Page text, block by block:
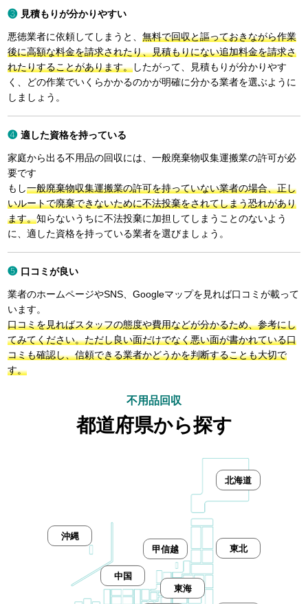
見積もりが分かりやすい
悪徳業者に依頼してしまうと、無料で回収と謳っておきながら作業
後に高額な料金を請求されたり、見積もりにない追加料金を請求さ
れたりすることがあります。したがって、見積もりが分かりやす
く、どの作業でいくらかかるのかが明確に分かる業者を選ぶように
しましょう。
適した資格を持っている
家庭から出る不用品の回収には、一般廃棄物収集運搬業の許可が必
要です
もし一般廃棄物収集運搬業の許可を持っていない業者の場合、正し
いルートで廃棄できないために不法投棄をされてしまう恐れがあり
ます。知らないうちに不法投棄に加担してしまうことのないよう
に、適した資格を持っている業者を選びましょう。
口コミが良い
業者のホームページやSNS、Googleマップを見れば口コミが載って
います。
口コミを見ればスタッフの態度や費用などが分かるため、参考にし
てみてください。ただし良い面だけでなく悪い面が書かれている口
コミも確認し、信頼できる業者かどうかを判断することも大切で
す。
不用品回収
都道府県から探す
北海道
東北
甲信越
東海
中国
沖縄